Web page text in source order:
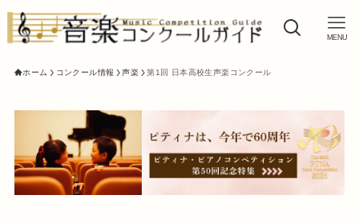
MENU
ホーム コンクール情報 声楽 第1回 日本高校生声楽コンクール